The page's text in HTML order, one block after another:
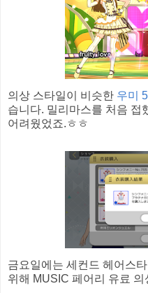
의상 스타일이 비슷한 우미
습니다. 밀리마스를 처음 접
어려웠었죠.ㅎㅎ
금요일에는 세컨드 헤어스
위해 MUSIC 페어리 유료